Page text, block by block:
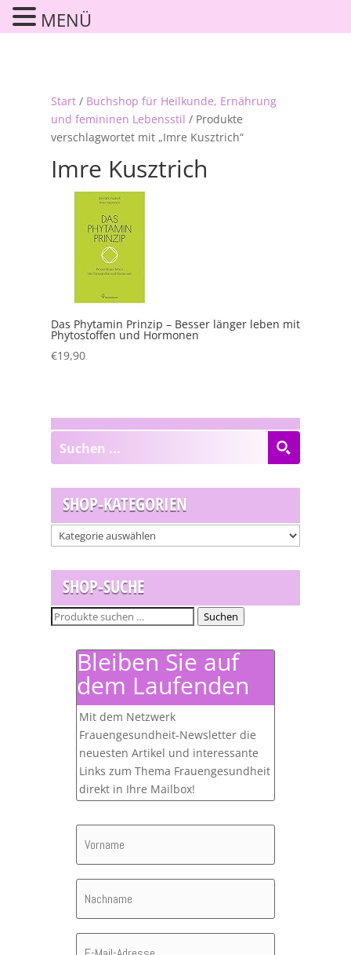
Start/ Buchshop für Heilkunde, Ernährung
und femininen Lebensstil / Produkte
verschlagwortet mit „Imre Kusztrich“
Imre Kusztrich
Das Phytamin Prinzip – Besser länger leben mit
Phytostoffen und Hormonen
€19,90
SHOP-KATEGORIEN
SHOP-SUCHE
Suchen
Suchen
Bleiben Sie auf
dem Laufenden
Mit dem Netzwerk
Frauengesundheit-Newsletter die
neuesten Artikel und interessante
Links zum Thema Frauengesundheit
direkt in Ihre Mailbox!
MENÜ